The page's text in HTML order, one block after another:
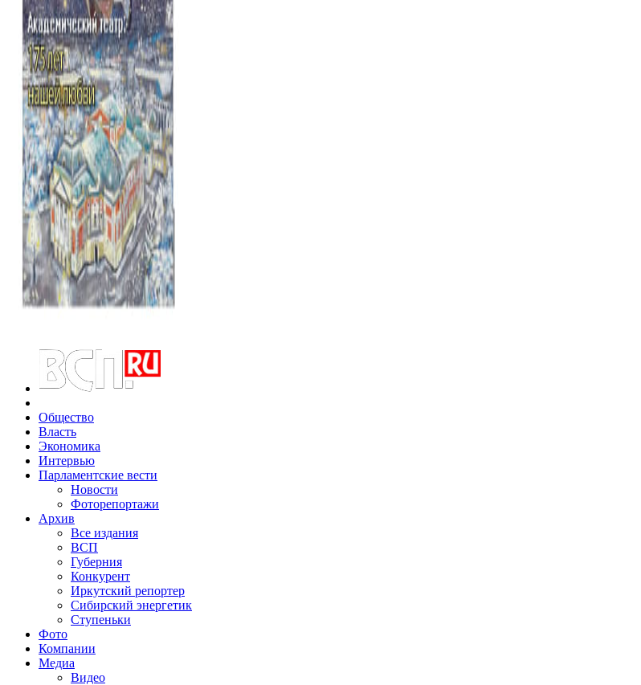
Общество
Власть
Экономика
Интервью
Парламентские вести
Новости
Фоторепортажи
Архив
Все издания
ВСП
Губерния
Конкурент
Иркутский репортер
Сибирский энергетик
Ступеньки
Фото
Компании
Медиа
Видео